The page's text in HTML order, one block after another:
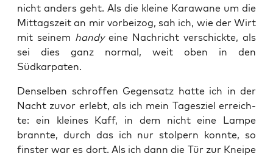
nicht anders geht. Als die klei­ne Kara­wa­ne um die
Mit­tags­zeit an mir vor­bei­zog, sah ich, wie der Wirt
mit sei­nem han­dyeine Nach­richt ver­schick­te, als
sei dies ganz nor­mal, weit oben in den
Südkarpaten.
Den­sel­ben schrof­fen Gegen­satz hat­te ich in der
Nacht zuvor erlebt, als ich mein Tages­ziel erreich­
te: ein klei­nes Kaff, in dem nicht eine Lam­pe
brann­te, durch das ich nur stol­pern konn­te, so
fins­ter war es dort. Als ich dann die Tür zur Knei­pe